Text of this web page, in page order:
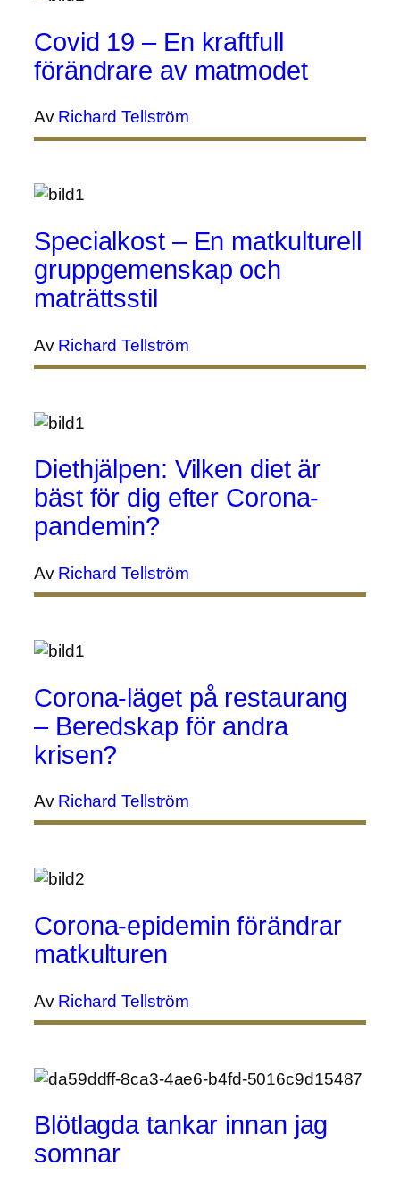
Covid 19 – En kraftfull
förändrare av matmodet
Av Richard Tellström
Specialkost – En matkulturell
gruppgemenskap och
maträttsstil
Av Richard Tellström
Diethjälpen: Vilken diet är
bäst för dig efter Corona-
pandemin?
Av Richard Tellström
Corona-läget på restaurang
– Beredskap för andra
krisen?
Av Richard Tellström
Corona-epidemin förändrar
matkulturen
Av Richard Tellström
Blötlagda tankar innan jag
somnar